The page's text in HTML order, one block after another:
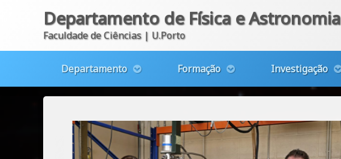
Departamento de Física e Astronomia
Faculdade de Ciências | U.Porto
Departamento Formação Investigação